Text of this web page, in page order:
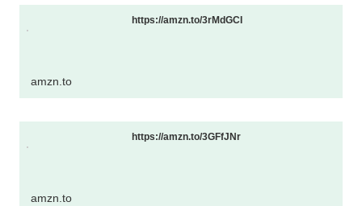
https://amzn.to/3rMdGCI
amzn.to
https://amzn.to/3GFfJNr
amzn.to